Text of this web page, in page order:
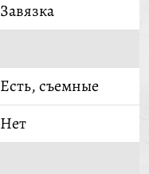
Завязка
Есть, съемные
Нет